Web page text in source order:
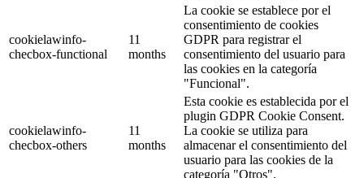
cookielawinfo-
checbox-functional
11
months
La cookie se establece por el
consentimiento de cookies
GDPR para registrar el
consentimiento del usuario para
las cookies en la categoría
"Funcional".
cookielawinfo-
checbox-others
11
months
Esta cookie es establecida por el
plugin GDPR Cookie Consent.
La cookie se utiliza para
almacenar el consentimiento del
usuario para las cookies de la
categoría "Otros".